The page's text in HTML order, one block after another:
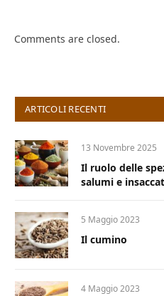
Comments are closed.
ARTICOLI RECENTI
13 Novembre 2025
Il ruolo delle
salumi e
5 Maggio 2023
Il cumino
4 Maggio 2023